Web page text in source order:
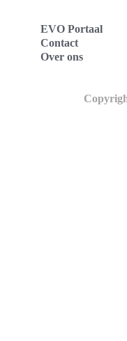
EVO Portaal
Contact
Over ons